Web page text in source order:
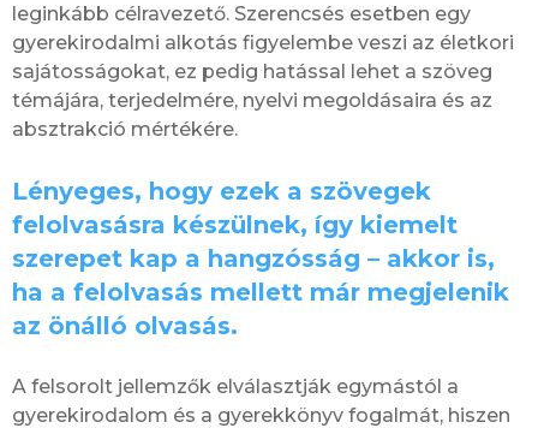
leginkább célravezető. Szerencsés esetben egy
gyerekirodalmi alkotás figyelembe veszi az életkori
sajátosságokat, ez pedig hatással lehet a szöveg
témájára, terjedelmére, nyelvi megoldásaira és az
absztrakció mértékére.
Lényeges, hogy ezek a szövegek
felolvasásra készülnek, így kiemelt
szerepet kap a hangzósság – akkor is,
ha a felolvasás mellett már megjelenik
az önálló olvasás.
A felsorolt jellemzők elválasztják egymástól a
gyerekirodalom és a gyerekkönyv fogalmát, hiszen